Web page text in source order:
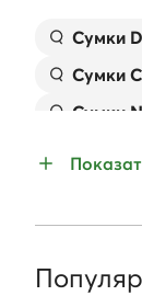
Сумки
Сумки
Сумки